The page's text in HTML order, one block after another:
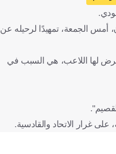
الجمعة، تمهيدًا لرحيله عن
لها اللاعب، هي السبب في
غرار الاتحاد والقادسية.